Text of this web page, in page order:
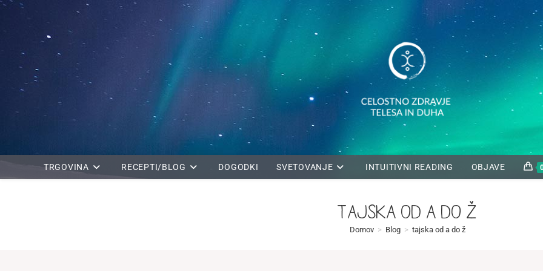
Skip
TRGOVINA RECEPTI/BLOG DOGODKI SVETOVANJE INTUITIVNI READING OBJAVE
tajska od a do ž
Domov > Blog > tajska od a do ž